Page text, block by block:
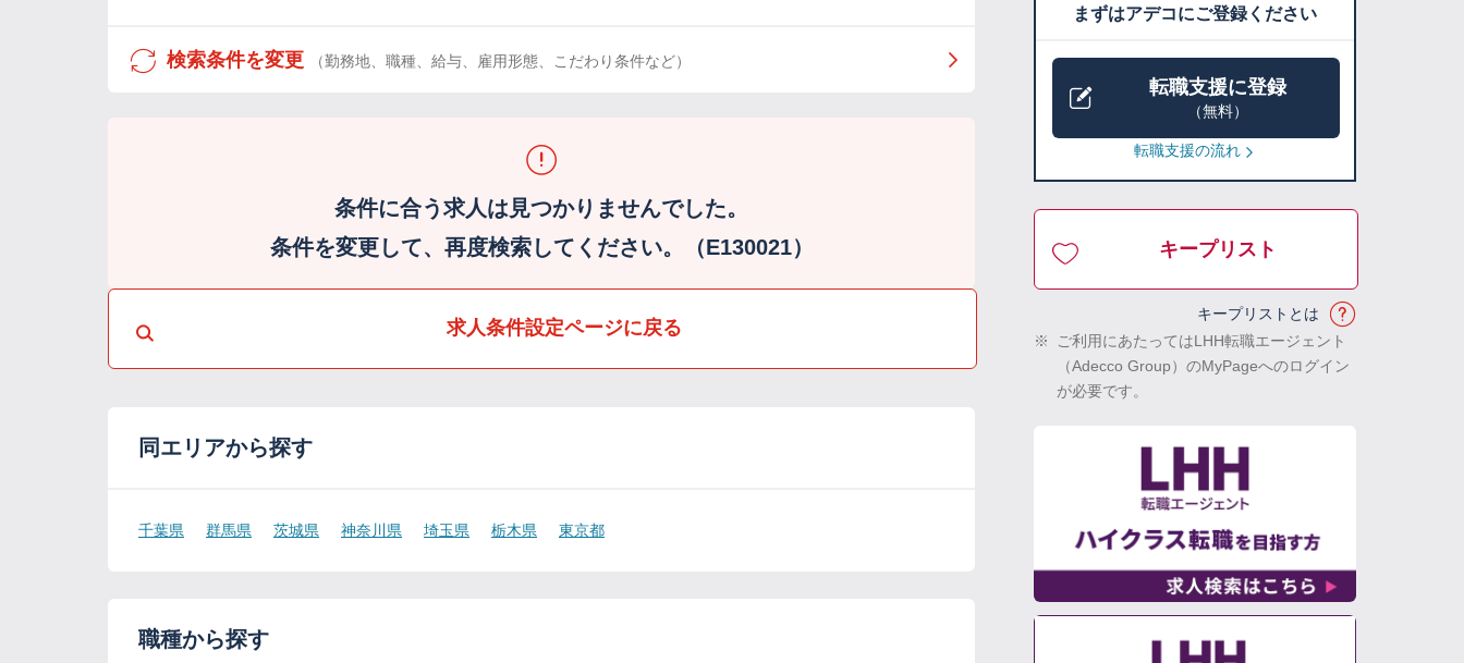
検索条件を変更 （勤務地、職種、給与、雇用形態、こだわり条件など）
条件に合う求人は見つかりませんでした。
条件を変更して、再度検索してください。（E130021）
求人条件設定ページに戻る
同エリアから探す
千葉県 群馬県 茨城県 神奈川県 埼玉県 栃木県 東京都
職種から探す
まずはアデコにご登録ください
転職支援に登録
（無料）
転職支援の流れ
キープリスト
キープリストとは
※
ご利用にあたってはLHH転職エージェント
（Adecco Group）のMyPageへのログイン
が必要です。